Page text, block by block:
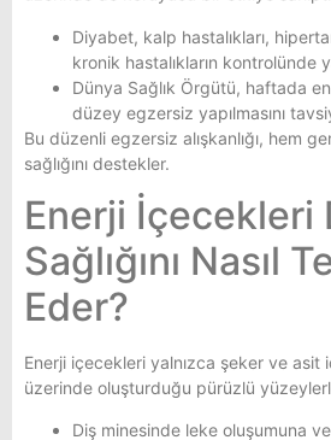
Diyabet, kalp hastalıkları,
kronik hastalıkların kontrolünde
Dünya Sağlık Örgütü, haftada
düzey egzersiz yapılmasını
Bu düzenli egzersiz alışkanlığı, hem
sağlığını destekler.
Enerji İçecekleri
Sağlığını Nasıl
Eder?
Enerji içecekleri yalnızca şeker ve
üzerinde oluşturduğu pürüzlü
Diş minesinde leke oluşumuna